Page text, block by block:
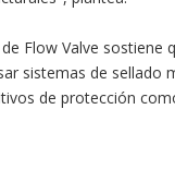
Flow Valve sostiene
sistemas de
de protección